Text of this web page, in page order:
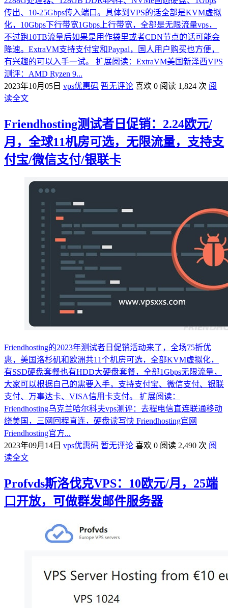
传出、10-25Gbps传入端口。具体到VPS的话全部是KVM虚拟
化，10Gbps下行带宽1Gbps上行带宽，全部是无限流量vps，
不过跑10TB流量后如果是用作袋里或者CDN节点的话可能会
降速。ExtraVM支持支付宝和Paypal，国人用户购买也方便，
有兴趣的可以入手一试。 扩展阅读：ExtraVM美国新泽西VPS
测评：AMD Ryzen 9...
2023年10月05日 vps优惠码 暂无评论 喜欢 0 阅读 1,824 次 阅
读全文
Friendhosting测试者日促销：2.24欧元/
月，全球11机房可选，无限流量，支持支
付宝/微信支付/银联卡
Friendhosting的2023年测试者日促销活动来了，全场75折优
惠，美国洛杉矶和欧洲共11个机房可选，全部KVM虚拟化，
有SSD硬盘套餐也有HDD大硬盘套餐，全部1Gbps无限流量，
大家可以根据自己的需要入手，支持支付宝、微信支付、银联
支付、万事达卡、VISA信用卡支付。 扩展阅读：
Friendhosting乌克兰哈尔科夫vps测评：去程电信直连联通移动
绕美国，三网回程直连，硬盘读写快 Friendhosting官网
Friendhosting官方...
2023年09月14日 vps优惠码 暂无评论 喜欢 0 阅读 2,490 次 阅
读全文
Profvds斯洛伐克VPS：10欧元/月，25端
口开放，可做群发邮件服务器